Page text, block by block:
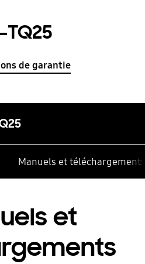
TQ25
de garantie
Manuels et téléchargements
et